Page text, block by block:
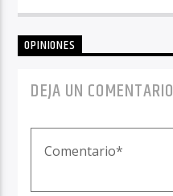
OPINIONES
DEJA UN COMENTARIO